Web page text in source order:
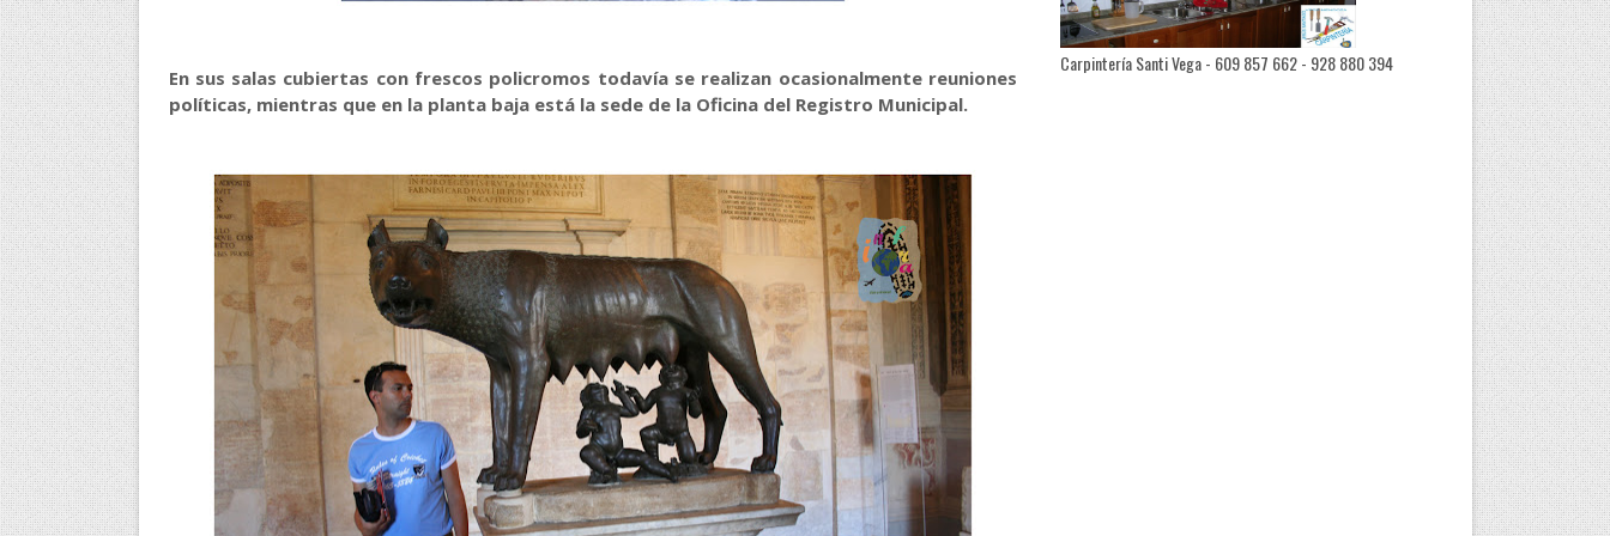
En sus salas cubiertas con frescos policromos todavía se realizan ocasionalmente reuniones
políticas, mientras que en la planta baja está la sede de la Oficina del Registro Municipal.
Carpintería Santi Vega - 609 857 662 - 928 880 394